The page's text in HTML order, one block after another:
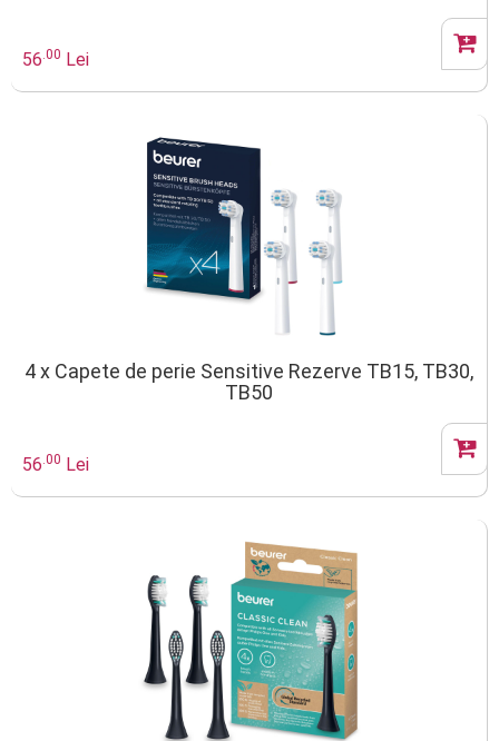
56.00 Lei
4 x Capete de perie Sensitive Rezerve TB15, TB30,
TB50
56.00 Lei